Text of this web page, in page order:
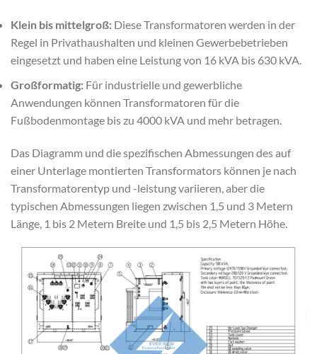
Klein bis mittelgroß: Diese Transformatoren werden in der
Regel in Privathaushalten und kleinen Gewerbebetrieben
eingesetzt und haben eine Leistung von 16 kVA bis 630 kVA.
Großformatig: Für industrielle und gewerbliche
Anwendungen können Transformatoren für die
Fußbodenmontage bis zu 4000 kVA und mehr betragen.
Das Diagramm und die spezifischen Abmessungen des auf
einer Unterlage montierten Transformators können je nach
Transformatorentyp und -leistung variieren, aber die
typischen Abmessungen liegen zwischen 1,5 und 3 Metern
Länge, 1 bis 2 Metern Breite und 1,5 bis 2,5 Metern Höhe.